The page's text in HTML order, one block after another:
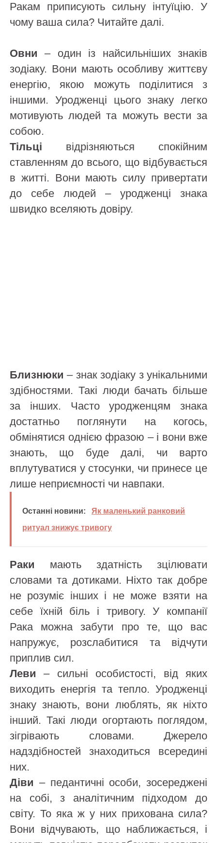
Ракам приписують сильну інтуїцію. У
чому ваша сила? Читайте далі.
Овни – один із найсильніших знаків
зодіаку. Вони мають особливу життєву
енергію, якою можуть поділитися з
іншими. Уродженці цього знаку легко
мотивують людей та можуть вести за
собою.
Тільці відрізняються спокійним
ставленням до всього, що відбувається
в житті. Вони мають силу привертати
до себе людей – уродженці знака
швидко вселяють довіру.
Близнюки – знак зодіаку з унікальними
здібностями. Такі люди бачать більше
за інших. Часто уродженцям знака
достатньо поглянути на когось,
обмінятися однією фразою – і вони вже
знають, що буде далі, чи варто
вплутуватися у стосунки, чи принесе це
лише неприємності чи навпаки.
Останні новини:
Як маленький ранковий
ритуал знижує тривогу
Раки мають здатність зцілювати
словами та дотиками. Ніхто так добре
не розуміє інших і не може взяти на
себе їхній біль і тривогу. У компанії
Рака можна забути про те, що вас
напружує, розслабитися та відчути
приплив сил.
Леви – сильні особистості, від яких
виходить енергія та тепло. Уродженці
знаку знають, вони люблять, як ніхто
інший. Такі люди огортають поглядом,
зігрівають словами. Джерело
надздібностей знаходиться всередині
них.
Діви – педантичні особи, зосереджені
на собі, з аналітичним підходом до
світу. То яка ж у них прихована сила?
Вони відчувають, що наближається, і